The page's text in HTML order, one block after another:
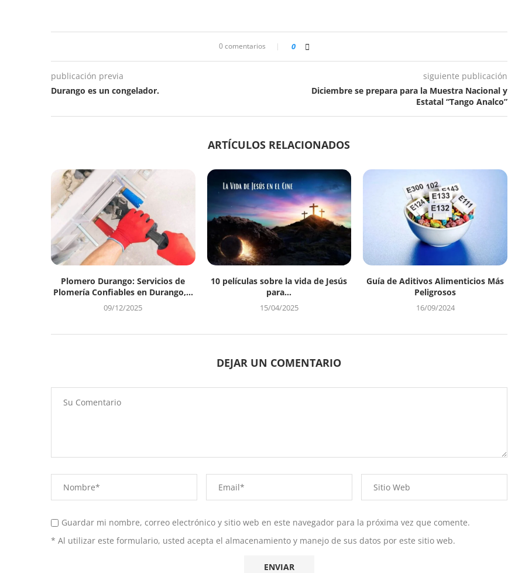
0 comentarios 0
publicación previa
Durango es un congelador.
siguiente publicación
Diciembre se prepara para la Muestra Nacional y
Estatal “Tango Analco”
ARTÍCULOS RELACIONADOS
Plomero Durango: Servicios de
Plomería Confiables en Durango,...
09/12/2025
10 películas sobre la vida de Jesús
para...
15/04/2025
Guía de Aditivos Alimenticios Más
Peligrosos
16/09/2024
DEJAR UN COMENTARIO
Guardar mi nombre, correo electrónico y sitio web en este navegador para la próxima vez que comente.
* Al utilizar este formulario, usted acepta el almacenamiento y manejo de sus datos por este sitio web.